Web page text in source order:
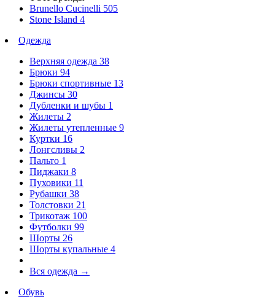
Brunello Cucinelli 505
Stone Island 4
Одежда
Верхняя одежда 38
Брюки 94
Брюки спортивные 13
Джинсы 30
Дубленки и шубы 1
Жилеты 2
Жилеты утепленные 9
Куртки 16
Лонгсливы 2
Пальто 1
Пиджаки 8
Пуховики 11
Рубашки 38
Толстовки 21
Трикотаж 100
Футболки 99
Шорты 26
Шорты купальные 4
Вся одежда →
Обувь